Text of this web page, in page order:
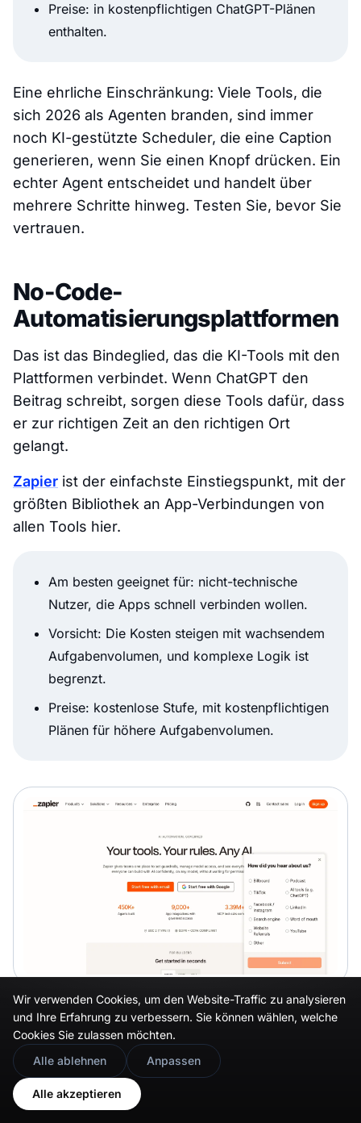
Preise: in kostenpflichtigen ChatGPT-Plänen
enthalten.
Eine ehrliche Einschränkung: Viele Tools, die
sich 2026 als Agenten branden, sind immer
noch KI-gestützte Scheduler, die eine Caption
generieren, wenn Sie einen Knopf drücken. Ein
echter Agent entscheidet und handelt über
mehrere Schritte hinweg. Testen Sie, bevor Sie
vertrauen.
No-Code-
Automatisierungsplattformen
Das ist das Bindeglied, das die KI-Tools mit den
Plattformen verbindet. Wenn ChatGPT den
Beitrag schreibt, sorgen diese Tools dafür, dass
er zur richtigen Zeit an den richtigen Ort
gelangt.
Zapier ist der einfachste Einstiegspunkt, mit der
größten Bibliothek an App-Verbindungen von
allen Tools hier.
Am besten geeignet für: nicht-technische
Nutzer, die Apps schnell verbinden wollen.
Vorsicht: Die Kosten steigen mit wachsendem
Aufgabenvolumen, und komplexe Logik ist
begrenzt.
Preise: kostenlose Stufe, mit kostenpflichtigen
Plänen für höhere Aufgabenvolumen.
Makegibt Ihnen eine visuelle Arbeitsfläche für
komplexere Logik, Verzweigungen und
Fehlerbehandlung, in der Regel zu einem
freundlicheren Preis als Zapier.
Wir verwenden Cookies, um den Website-Traffic zu analysieren
und Ihre Erfahrung zu verbessern. Sie können wählen, welche
Cookies Sie zulassen möchten.
Alle ablehnen
Anpassen
Alle akzeptieren
🇬🇧 Would you prefer this site in English?
View in English